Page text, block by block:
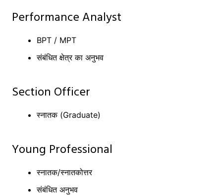
Performance Analyst
BPT / MPT
संबंधित क्षेत्र का अनुभव
Section Officer
स्नातक (Graduate)
Young Professional
स्नातक/स्नातकोत्तर
संबंधित अनुभव